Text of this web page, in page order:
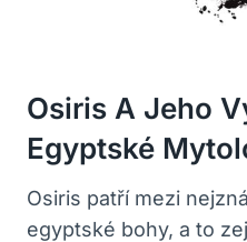
Osiris A Jeho
Egyptské
Osiris patří mezi
egyptské bohy, a to